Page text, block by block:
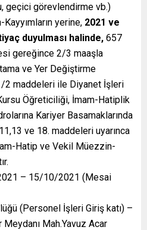
geçici görevlendirme vb.)
yerine, 2021 ve
duyulması halinde, 657
gereğince 2/3 maaşla
ve Yer Değiştirme
maddeleri ile Diyanet İşleri
Öğreticiliği, İmam-Hatiplik
Kariyer Basamaklarında
ve 18. maddeleri uyarınca
Hatip ve Vekil Müezzin-
– 15/10/2021 (Mesai
(Personel İşleri Giriş katı) –
Mah.Yavuz Acar